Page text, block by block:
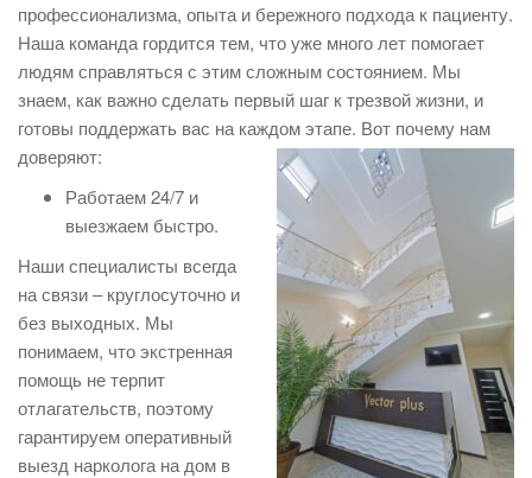
профессионализма, опыта и бережного подхода к пациенту.
Наша команда гордится тем, что уже много лет помогает
людям справляться с этим сложным состоянием. Мы
знаем, как важно сделать первый шаг к трезвой жизни, и
готовы поддержать вас на каждом этапе. Вот почему нам
доверяют:
Работаем 24/7 и
выезжаем быстро.
Наши специалисты всегда
на связи – круглосуточно и
без выходных. Мы
понимаем, что экстренная
помощь не терпит
отлагательств, поэтому
гарантируем оперативный
выезд нарколога на дом в